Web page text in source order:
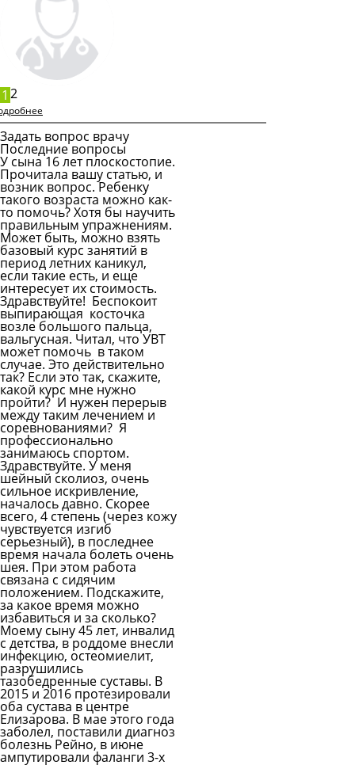
1 2
Задать вопрос врачу
Последние вопросы
У сына 16 лет плоскостопие.
Прочитала вашу статью, и
возник вопрос. Ребенку
такого возраста можно как-
то помочь? Хотя бы научить
правильным упражнениям.
Может быть, можно взять
базовый курс занятий в
период летних каникул,
если такие есть, и еще
интересует их стоимость.
Здравствуйте! Беспокоит
выпирающая косточка
возле большого пальца,
вальгусная. Читал, что УВТ
может помочь в таком
случае. Это действительно
так? Если это так, скажите,
какой курс мне нужно
пройти? И нужен перерыв
между таким лечением и
соревнованиями? Я
профессионально
занимаюсь спортом.
Здравствуйте. У меня
шейный сколиоз, очень
сильное искривление,
началось давно. Скорее
всего, 4 степень (через кожу
чувствуется изгиб
серьезный), в последнее
время начала болеть очень
шея. При этом работа
связана с сидячим
положением. Подскажите,
за какое время можно
избавиться и за сколько?
Моему сыну 45 лет, инвалид
с детства, в роддоме внесли
инфекцию, остеомиелит,
разрушились
тазобедренные суставы. В
2015 и 2016 протезировали
оба сустава в центре
Елизарова. В мае этого года
заболел, поставили диагноз
болезнь Рейно, в июне
ампутировали фаланги 3-х